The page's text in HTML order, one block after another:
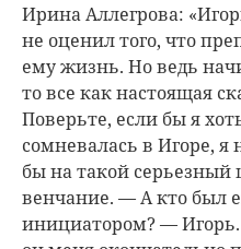
Ирина Аллегрова:
не оценил того, что
ему жизнь. Но ведь
то все как настоящая
Поверьте, если бы я
сомневалась в Игоре, я
бы на такой серьезный
венчание. — А кто был
инициатором? —